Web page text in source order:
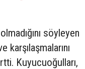
söyleyen
karşılaşmalarını
Kuyucuoğulları,